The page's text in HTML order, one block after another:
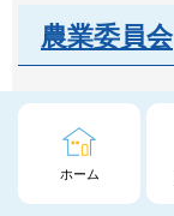
ホーム
農業委員会
農業委員会事務局